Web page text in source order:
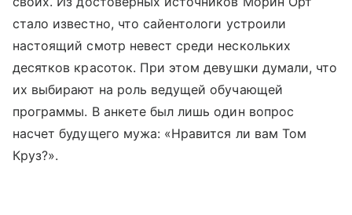
стало известно, что сайентологи устроили
настоящий смотр невест среди нескольких
десятков красоток. При этом девушки думали, что
их выбирают на роль ведущей обучающей
программы. В анкете был лишь один вопрос
насчет будущего мужа: «Нравится ли вам Том
Круз?».